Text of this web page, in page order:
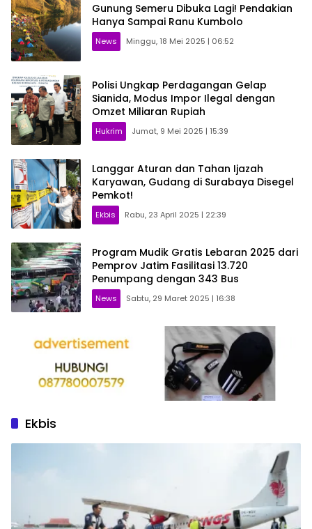
Gunung Semeru Dibuka Lagi! Pendakian
Hanya Sampai Ranu Kumbolo
News Minggu, 18 Mei 2025 | 06:52
Polisi Ungkap Perdagangan Gelap
Sianida, Modus Impor Ilegal dengan
Omzet Miliaran Rupiah
Hukrim Jumat, 9 Mei 2025 | 15:39
Langgar Aturan dan Tahan Ijazah
Karyawan, Gudang di Surabaya Disegel
Pemkot!
Ekbis Rabu, 23 April 2025 | 22:39
Program Mudik Gratis Lebaran 2025 dari
Pemprov Jatim Fasilitasi 13.720
Penumpang dengan 343 Bus
News Sabtu, 29 Maret 2025 | 16:38
Ekbis